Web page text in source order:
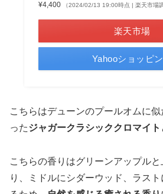
¥4,400
（2024/02/13 19:00時点 | 楽天市場調
楽天市場
Yahooショッピ
こちらはデューンのプールオムに
ったジャガークラシッククロマイト
こちらの香りはグリーンアップル
り、ミドルにシダーウッド、ラスト